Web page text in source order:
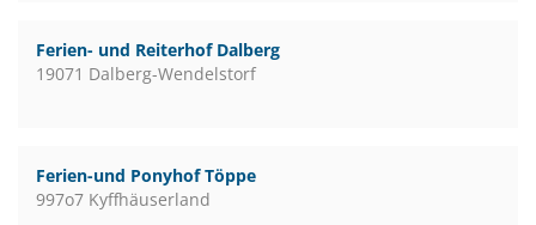
Ferien- und Reiterhof Dalberg
19071 Dalberg-Wendelstorf
Ferien-und Ponyhof Töppe
997o7 Kyffhäuserland